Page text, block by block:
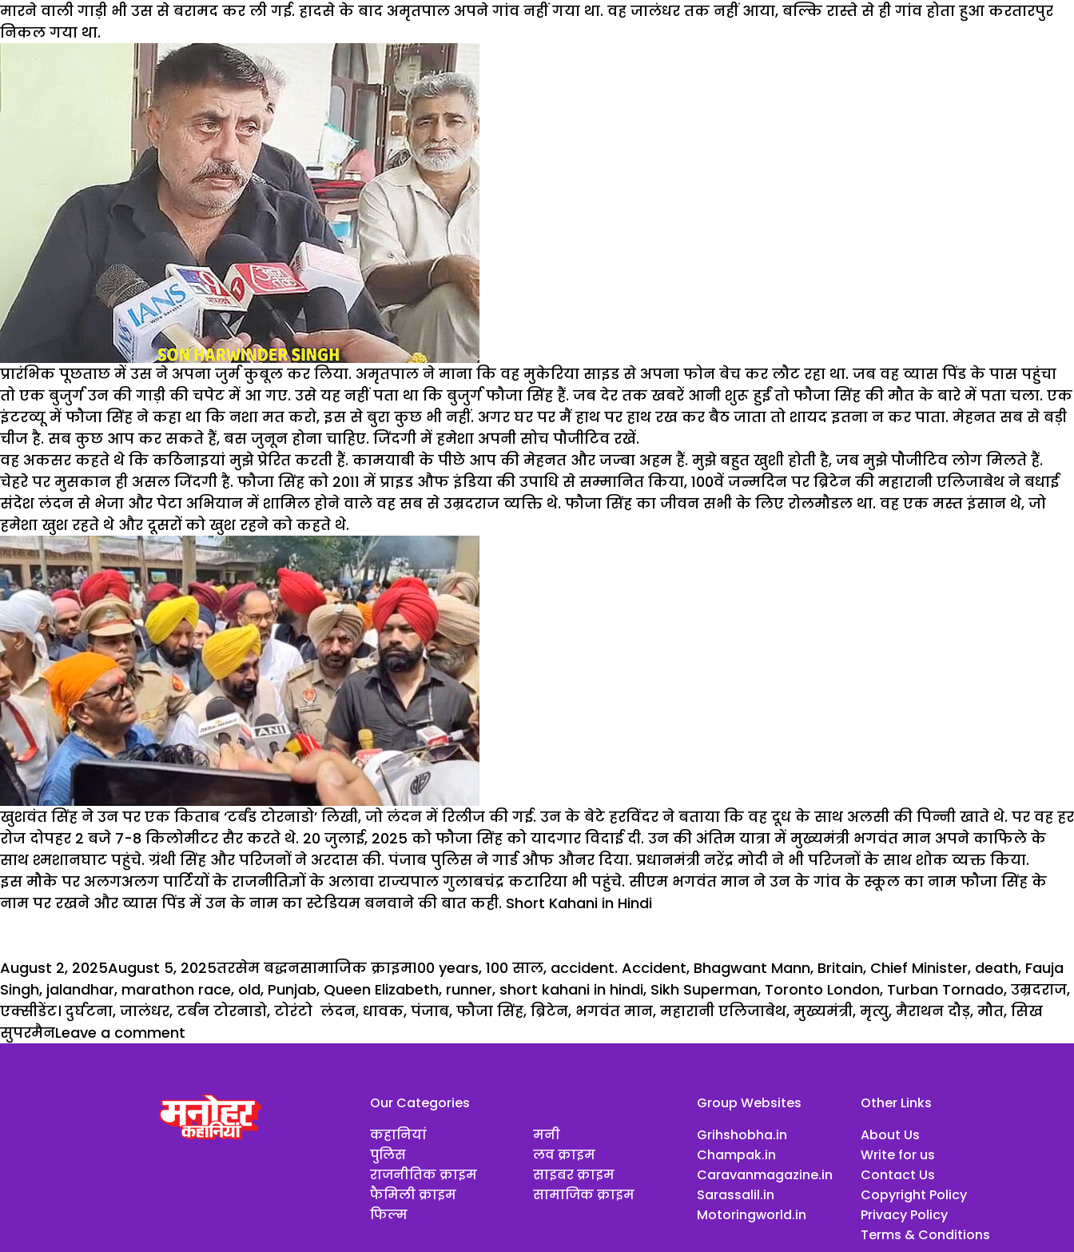
मारने वाली गाड़ी भी उस से बरामद कर ली गई. हादसे के बाद अमृतपाल अपने गांव नहीं गया था. वह जालंधर तक नहीं आया, बल्कि रास्ते से ही गांव होता हुआ करतारपुर
निकल गया था.
प्रारंभिक पूछताछ में उस ने अपना जुर्म कुबूल कर लिया. अमृतपाल ने माना कि वह मुकेरिया साइड से अपना फोन बेच कर लौट रहा था. जब वह व्यास पिंड के पास पहुंचा
तो एक बुजुर्ग उन की गाड़ी की चपेट में आ गए. उसे यह नहीं पता था कि बुजुर्ग फौजा सिंह हैं. जब देर तक खबरें आनी शुरू हुईं तो फौजा सिंह की मौत के बारे में पता चला. एक
इंटरव्यू में फौजा सिंह ने कहा था कि नशा मत करो, इस से बुरा कुछ भी नहीं. अगर घर पर मैं हाथ पर हाथ रख कर बैठ जाता तो शायद इतना न कर पाता. मेहनत सब से बड़ी
चीज है. सब कुछ आप कर सकते हैं, बस जुनून होना चाहिए. जिंदगी में हमेशा अपनी सोच पौजीटिव रखें.
वह अकसर कहते थे कि कठिनाइयां मुझे प्रेरित करती हैं. कामयाबी के पीछे आप की मेहनत और जज्बा अहम हैं. मुझे बहुत खुशी होती है, जब मुझे पौजीटिव लोग मिलते हैं.
चेहरे पर मुसकान ही असल जिंदगी है. फौजा सिंह को 2011 में प्राइड औफ इंडिया की उपाधि से सम्मानित किया, 100वें जन्मदिन पर ब्रिटेन की महारानी एलिजाबेथ ने बधाई
संदेश लंदन से भेजा और पेटा अभियान में शामिल होने वाले वह सब से उम्रदराज व्यक्ति थे. फौजा सिंह का जीवन सभी के लिए रोलमौडल था. वह एक मस्त इंसान थे, जो
हमेशा खुश रहते थे और दूसरों को खुश रहने को कहते थे.
खुशवंत सिंह ने उन पर एक किताब ‘टर्बंड टोरनाडो’ लिखी, जो लंदन में रिलीज की गई. उन के बेटे हरविंदर ने बताया कि वह दूध के साथ अलसी की पिन्नी खाते थे. पर वह हर
रोज दोपहर 2 बजे 7-8 किलोमीटर सैर करते थे. 20 जुलाई, 2025 को फौजा सिंह को यादगार विदाई दी. उन की अंतिम यात्रा में मुख्यमंत्री भगवंत मान अपने काफिले के
साथ श्मशानघाट पहुंचे. ग्रंथी सिंह और परिजनों ने अरदास की. पंजाब पुलिस ने गार्ड औफ औनर दिया. प्रधानमंत्री नरेंद्र मोदी ने भी परिजनों के साथ शोक व्यक्त किया.
इस मौके पर अलगअलग पार्टियों के राजनीतिज्ञों के अलावा राज्यपाल गुलाबचंद्र कटारिया भी पहुंचे. सीएम भगवंत मान ने उन के गांव के स्कूल का नाम फौजा सिंह के
नाम पर रखने और व्यास पिंड में उन के नाम का स्टेडियम बनवाने की बात कही. Short Kahani in Hindi
Posted
on
August 2, 2025August 5, 2025Author
तरसेम बद्धनCategories
सामाजिक क्राइमTags
100 years, 100 साल, accident. Accident, Bhagwant Mann, Britain, Chief Minister, death, Fauja
Singh, jalandhar, marathon race, old, Punjab, Queen Elizabeth, runner, short kahani in hindi, Sikh Superman, Toronto London, Turban Tornado, उम्रदराज,
एक्सीडेंट। दुर्घटना, जालंधर, टर्बन टोरनाडो, टोरंटो लंदन, धावक, पंजाब, फौजा सिंह, ब्रिटेन, भगवंत मान, महारानी एलिजाबेथ, मुख्यमंत्री, मृत्यु, मैराथन दौड़, मौत, सिख
सुपरमैनLeave a comment
Our Categories
कहानियां
पुलिस
राजनीतिक क्राइम
फैमिली क्राइम
फिल्म
मनी
लव क्राइम
साइबर क्राइम
सामाजिक क्राइम
Group Websites
Grihshobha.in
Champak.in
Caravanmagazine.in
Sarassalil.in
Motoringworld.in
Other Links
About Us
Write for us
Contact Us
Copyright Policy
Privacy Policy
Terms & Conditions